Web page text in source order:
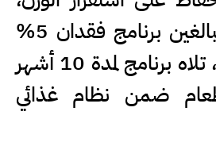
بينما خُصص للبالغين برنامج فقدان 5%
من وزنهم الأولي، تلاه برنامج لمدة 10 أشهر
ضمن نظام غذائي